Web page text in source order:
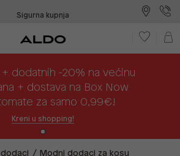
Sigurna kupnja
dodatnih -20% na većinu
+ dostava na Box Now
za samo 0,99€!
Kreni u shopping!
Modni dodaci za kosu